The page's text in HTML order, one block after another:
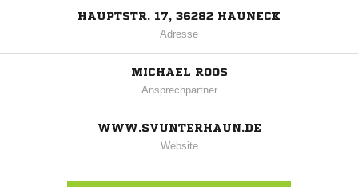
HAUPTSTR. 17, 36282 HAUNECK
Adresse
MICHAEL ROOS
Ansprechpartner
WWW.SVUNTERHAUN.DE
Website